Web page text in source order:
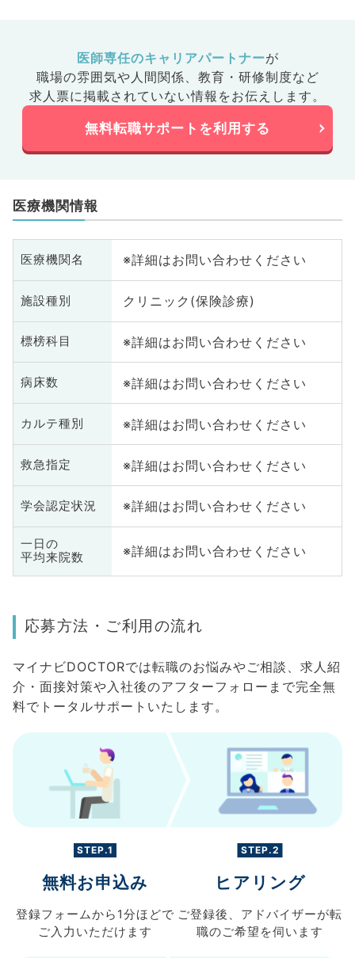
医師専任のキャリアパートナーが
職場の雰囲気や人間関係、 教育・研修制度など
求人票に掲載されていない情報をお伝えします。
無料転職サポートを利用する
医療機関情報
医療機関名 ※詳細はお問い合わせください
施設種別 クリニック(保険診療)
標榜科目 ※詳細はお問い合わせください
病床数 ※詳細はお問い合わせください
カルテ種別 ※詳細はお問い合わせください
救急指定 ※詳細はお問い合わせください
学会認定状況 ※詳細はお問い合わせください
一日の
平均来院数
※詳細はお問い合わせください
応募方法・ご利用の流れ
マイナビDOCTORでは転職のお悩みやご相談、求人紹
介・面接対策や入社後のアフターフォローまで完全無
料でトータルサポートいたします。
STEP.1
無料お申込み
登録フォームから 1分ほどで
ご入力 いただけます
STEP.2
ヒアリング
ご登録後、 アドバイザーが転
職のご希望を伺います